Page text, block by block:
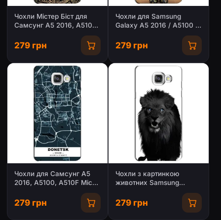
Чохли Містер Біст для
Самсунг A5 2016, A5100,
279 грн
Чохли для Samsung
Galaxy A5 2016 / A5100 /
A510F - Bearbrick Louis
Vuitton (PREMIUMPrint)
279 грн
Чохли для Самсунг A5
2016, A5100, A510F Міста
279 грн
Чохли з картинкою
животних Samsung
Galaxy A5 2016 / A5100 /
A510F
279 грн